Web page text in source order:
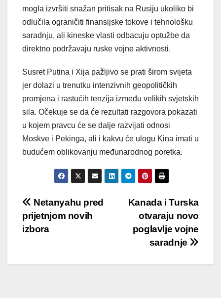
mogla izvršiti snažan pritisak na Rusiju ukoliko bi
odlučila ograničiti finansijske tokove i tehnološku
saradnju, ali kineske vlasti odbacuju optužbe da
direktno podržavaju ruske vojne aktivnosti.
Susret Putina i Xija pažljivo se prati širom svijeta
jer dolazi u trenutku intenzivnih geopolitičkih
promjena i rastućih tenzija između velikih svjetskih
sila. Očekuje se da će rezultati razgovora pokazati
u kojem pravcu će se dalje razvijati odnosi
Moskve i Pekinga, ali i kakvu će ulogu Kina imati u
budućem oblikovanju međunarodnog poretka.
Post
navigation
Kanada i Turska
otvaraju novo
poglavlje vojne
saradnje
Netanyahu pred
prijetnjom novih
izbora